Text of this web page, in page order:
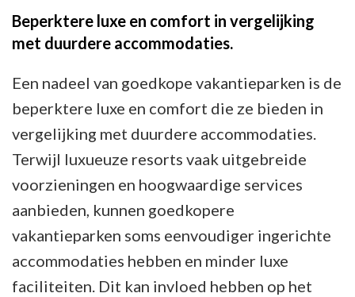
Beperktere luxe en comfort in vergelijking
met duurdere accommodaties.
Een nadeel van goedkope vakantieparken is de
beperktere luxe en comfort die ze bieden in
vergelijking met duurdere accommodaties.
Terwijl luxueuze resorts vaak uitgebreide
voorzieningen en hoogwaardige services
aanbieden, kunnen goedkopere
vakantieparken soms eenvoudiger ingerichte
accommodaties hebben en minder luxe
faciliteiten. Dit kan invloed hebben op het